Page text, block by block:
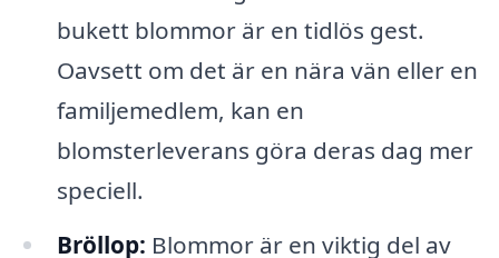
bukett blommor är en tidlös gest.
Oavsett om det är en nära vän eller en
familjemedlem, kan en
blomsterleverans göra deras dag mer
speciell.
Bröllop: Blommor är en viktig del av